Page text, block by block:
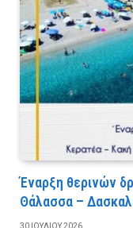
Έναρξη θερινών
Θάλασσα –
30 ΙΟΥΛΊΟΥ 2026